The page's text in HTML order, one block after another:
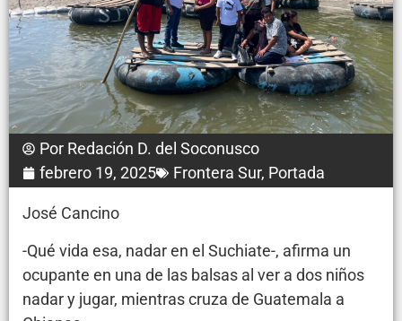
Por Redación D. del Soconusco
febrero 19, 2025
Frontera Sur, Portada
José Cancino
-Qué vida esa, nadar en el Suchiate-, afirma un
ocupante en una de las balsas al ver a dos niños
nadar y jugar, mientras cruza de Guatemala a